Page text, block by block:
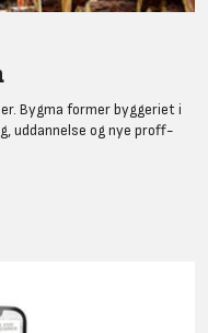
Bygma former byggeriet i
uddannelse og nye proff-